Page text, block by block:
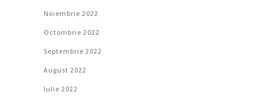
Noiembrie 2022
Octombrie 2022
Septembrie 2022
August 2022
Iulie 2022